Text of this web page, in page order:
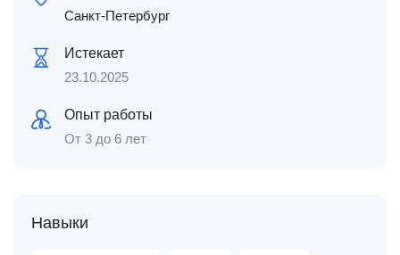
Санкт-Петербург
Истекает
23.10.2025
Опыт работы
От 3 до 6 лет
Навыки